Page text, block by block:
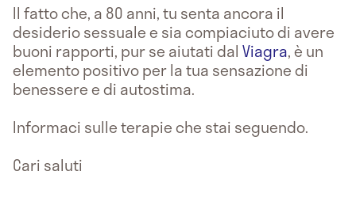
Il fatto che, a 80 anni, tu senta ancora il
desiderio sessuale e sia compiaciuto di avere
buoni rapporti, pur se aiutati dal Viagra, è un
elemento positivo per la tua sensazione di
benessere e di autostima.
Informaci sulle terapie che stai seguendo.
Cari saluti